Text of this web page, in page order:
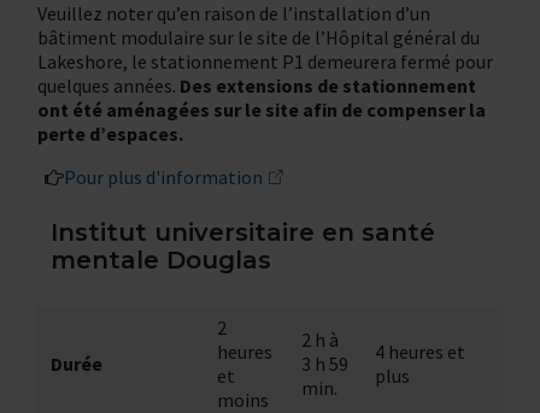
Veuillez noter qu’en raison de l’installation d’un
bâtiment modulaire sur le site de l’Hôpital général du
Lakeshore, le stationnement P1 demeurera fermé pour
quelques années. Des extensions de stationnement
ont été aménagées sur le site afin de compenser la
perte d’espaces.
Pour plus d'information
Institut universitaire en santé
mentale Douglas
Durée
2
heures
et
moins
2 h à
3 h 59
min.
4 heures et
plus